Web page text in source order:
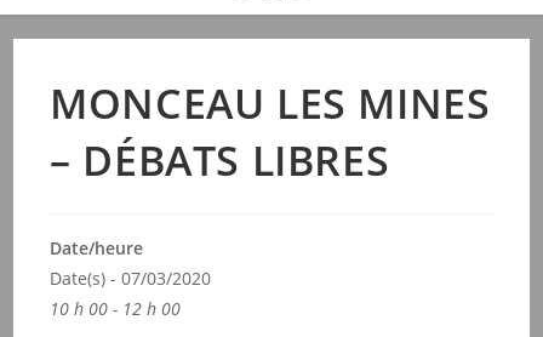
MONCEAU LES MINES
– DÉBATS LIBRES
Date/heure
Date(s) - 07/03/2020
10 h 00 - 12 h 00